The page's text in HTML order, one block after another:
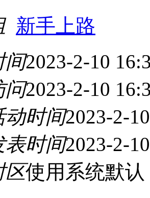
新手上路
间2023-2-10
问2023-2-10
动时间2023-2-
表时间2023-2-
区使用系统默认